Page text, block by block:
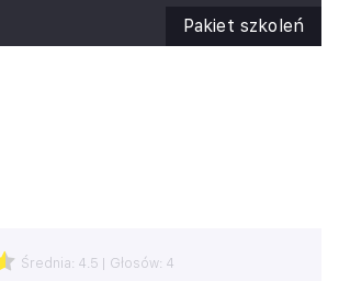
Pakiet szkoleń
Średnia: 4.5 | Głosów: 4